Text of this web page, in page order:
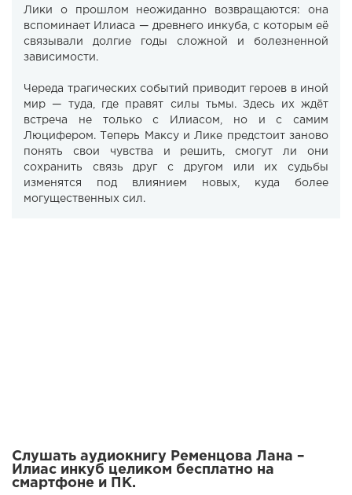
Лики о прошлом неожиданно возвращаются: она
вспоминает Илиаса — древнего инкуба, с которым её
связывали долгие годы сложной и болезненной
зависимости.
Череда трагических событий приводит героев в иной
мир — туда, где правят силы тьмы. Здесь их ждёт
встреча не только с Илиасом, но и с самим
Люцифером. Теперь Максу и Лике предстоит заново
понять свои чувства и решить, смогут ли они
сохранить связь друг с другом или их судьбы
изменятся под влиянием новых, куда более
могущественных сил.
Слушать аудиокнигу Ременцова Лана –
Илиас инкуб целиком бесплатно на
смартфоне и ПК.